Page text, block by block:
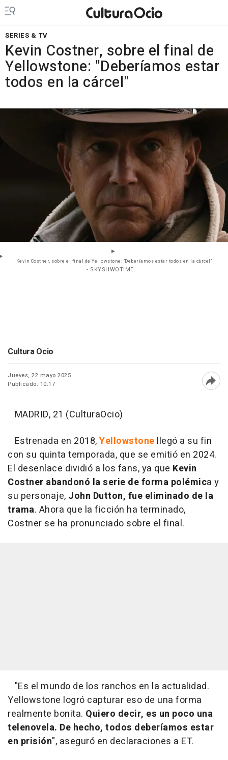
SERIES & TV
Kevin Costner, sobre el final de
Yellowstone: "Deberíamos estar
todos en la cárcel"
Kevin Costner, sobre el final de Yellowstone: "Deberíamos estar todos en la cárcel"
- SKYSHWOTIME
Cultura Ocio
Jueves, 22 mayo 2025
Publicado: 10:17
MADRID, 21 (CulturaOcio)
Estrenada en 2018,Yellowstone llegó a su fin
con su quinta temporada, que se emitió en 2024.
El desenlace dividió a los fans, ya que Kevin
Costner abandonó la serie de forma polémica y
su personaje, John Dutton, fue eliminado de la
trama. Ahora que la ficción ha terminado,
Costner se ha pronunciado sobre el final.
"Es el mundo de los ranchos en la actualidad.
Yellowstone logró capturar eso de una forma
realmente bonita. Quiero decir, es un poco una
telenovela. De hecho, todos deberíamos estar
en prisión", aseguró en declaraciones a ET.